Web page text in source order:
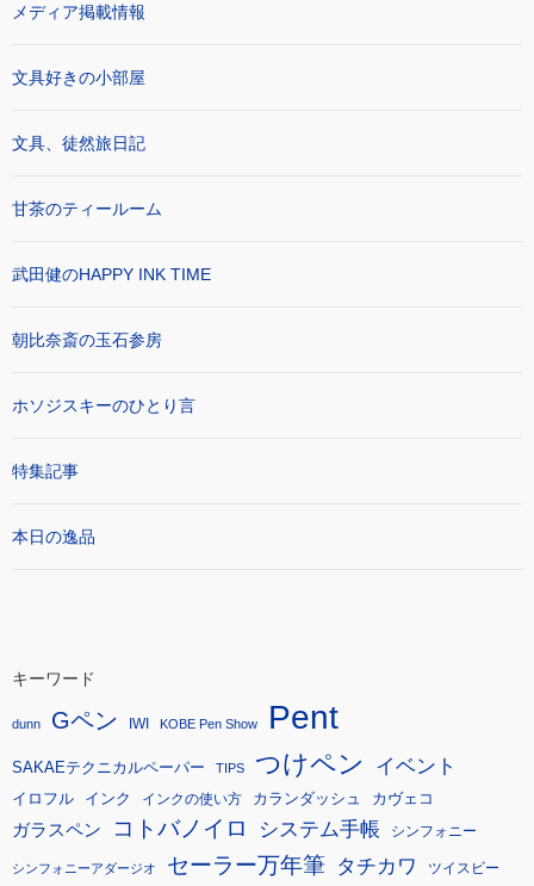
メディア掲載情報
文具好きの小部屋
文具、徒然旅日記
甘茶のティールーム
武田健のHAPPY INK TIME
朝比奈斎の玉石参房
ホソジスキーのひとり言
特集記事
本日の逸品
キーワード
dunn Gペン IWI KOBE Pen Show Pent
SAKAEテクニカルペーパー TIPS つけペン イベント
イロフル インク インクの使い方 カランダッシュ カヴェコ
ガラスペン コトバノイロ システム手帳 シンフォニー
シンフォニーアダージオ セーラー万年筆 タチカワ ツイスビー